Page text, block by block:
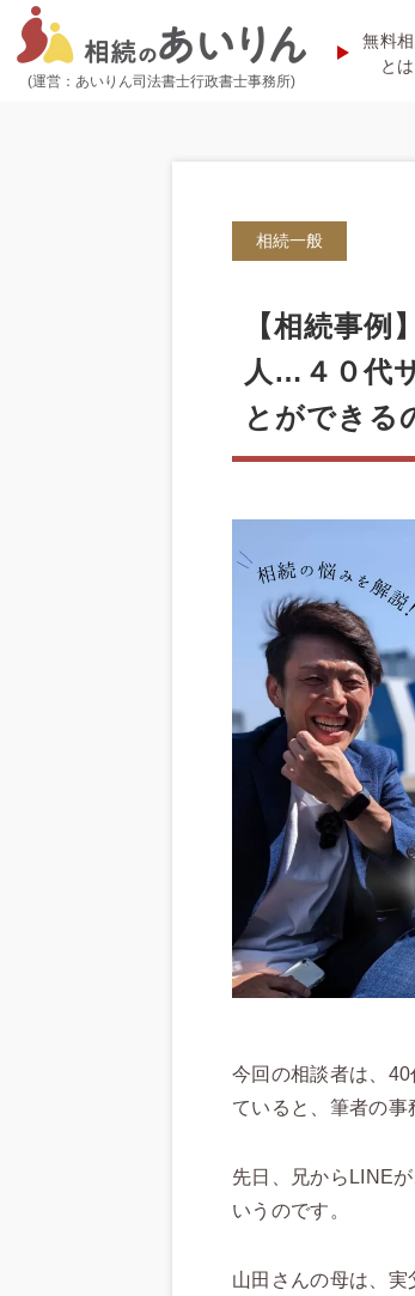
(運営：あいりん司法書士行政書士事務所)
無料
とは
相続一般
【相続事
人…４０代
とができる
今回の相談者は、
ていると、筆者の事
先日、兄からLINEが
いうのです。
山田さんの母は、